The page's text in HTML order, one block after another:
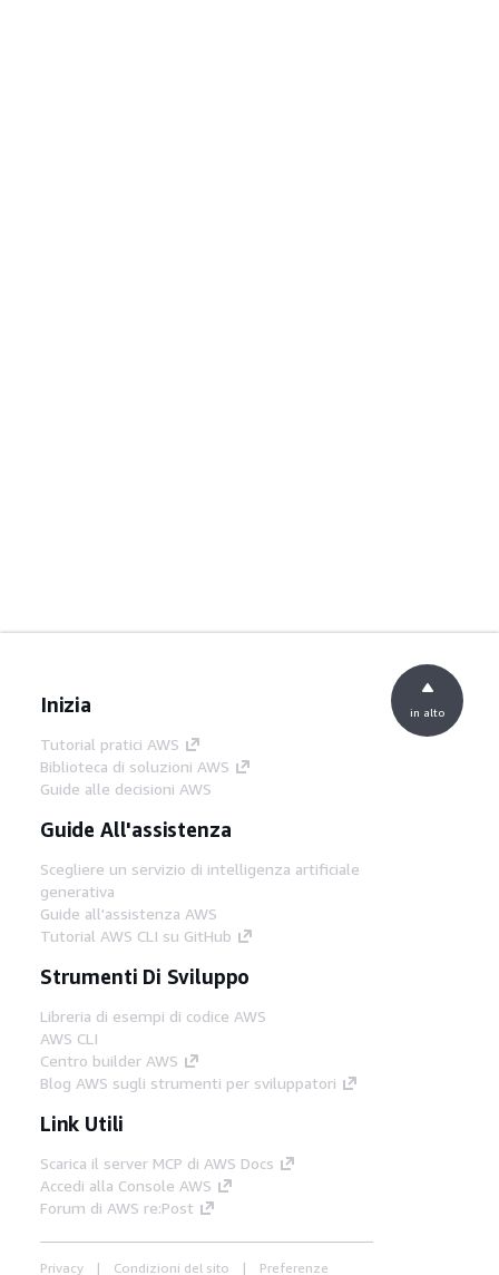
Inizia
Tutorial pratici AWS
Biblioteca di soluzioni AWS
Guide alle decisioni AWS
Guide All'assistenza
Scegliere un servizio di intelligenza artificiale
generativa
Guide all'assistenza AWS
Tutorial AWS CLI su GitHub
Strumenti Di Sviluppo
Libreria di esempi di codice AWS
AWS CLI
Centro builder AWS
Blog AWS sugli strumenti per sviluppatori
Link Utili
Scarica il server MCP di AWS Docs
Accedi alla Console AWS
Forum di AWS re:Post
Privacy Condizioni del sito Preferenze
in alto